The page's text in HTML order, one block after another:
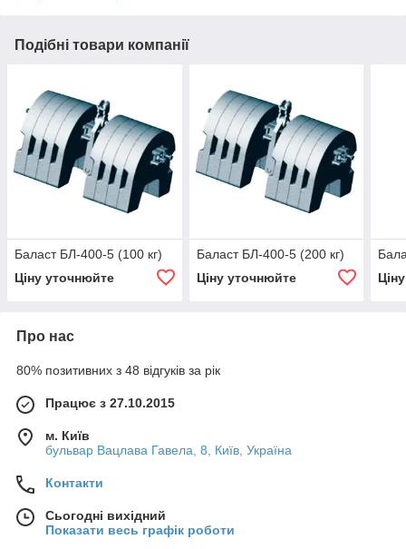
Подібні товари компанії
Баласт БЛ-400-5 (100 кг)
Ціну уточнюйте
Баласт БЛ-400-5 (200 кг)
Ціну уточнюйте
Про нас
80% позитивних з 48 відгуків за рік
Працює з 27.10.2015
м. Київ
бульвар Вацлава Гавела, 8, Київ, Україна
Контакти
Сьогодні вихідний
Показати весь графік роботи